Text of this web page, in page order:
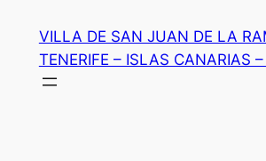
contenido
VILLA DE SAN JUAN DE LA
TENERIFE – ISLAS CANARIAS